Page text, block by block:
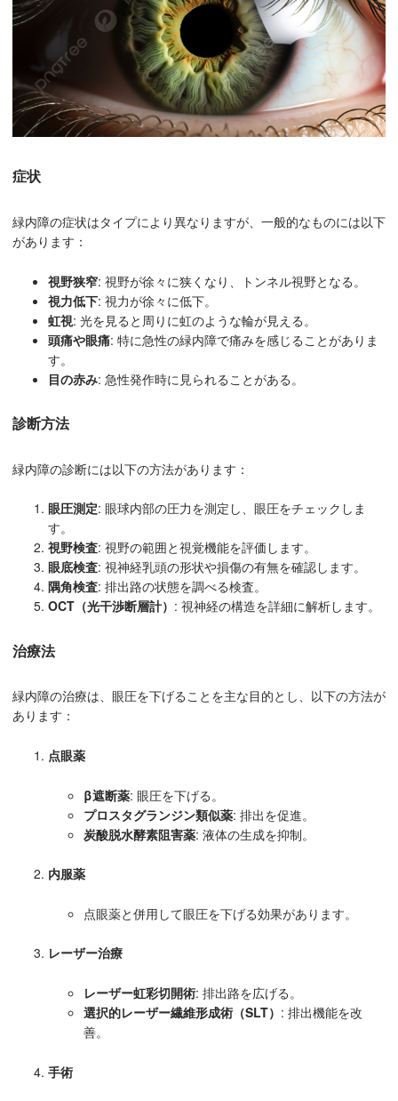
症状
緑内障の症状はタイプにより異なりますが、一般的なものには以下
があります：
視野狭窄: 視野が徐々に狭くなり、トンネル視野となる。
視力低下: 視力が徐々に低下。
虹視: 光を見ると周りに虹のような輪が見える。
頭痛や眼痛: 特に急性の緑内障で痛みを感じることがありま
す。
目の赤み: 急性発作時に見られることがある。
診断方法
緑内障の診断には以下の方法があります：
眼圧測定: 眼球内部の圧力を測定し、眼圧をチェックしま
す。
視野検査: 視野の範囲と視覚機能を評価します。
眼底検査: 視神経乳頭の形状や損傷の有無を確認します。
隅角検査: 排出路の状態を調べる検査。
OCT（光干渉断層計） : 視神経の構造を詳細に解析します。
治療法
緑内障の治療は、眼圧を下げることを主な目的とし、以下の方法が
あります：
点眼薬
β遮断薬: 眼圧を下げる。
プロスタグランジン類似薬: 排出を促進。
炭酸脱水酵素阻害薬: 液体の生成を抑制。
内服薬
点眼薬と併用して眼圧を下げる効果があります。
レーザー治療
レーザー虹彩切開術: 排出路を広げる。
選択的レーザー繊維形成術（SLT） : 排出機能を改
善。
手術